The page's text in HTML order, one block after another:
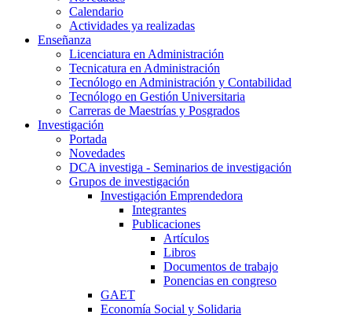
Calendario
Actividades ya realizadas
Enseñanza
Licenciatura en Administración
Tecnicatura en Administración
Tecnólogo en Administración y Contabilidad
Tecnólogo en Gestión Universitaria
Carreras de Maestrías y Posgrados
Investigación
Portada
Novedades
DCA investiga - Seminarios de investigación
Grupos de investigación
Investigación Emprendedora
Integrantes
Publicaciones
Artículos
Libros
Documentos de trabajo
Ponencias en congreso
GAET
Economía Social y Solidaria